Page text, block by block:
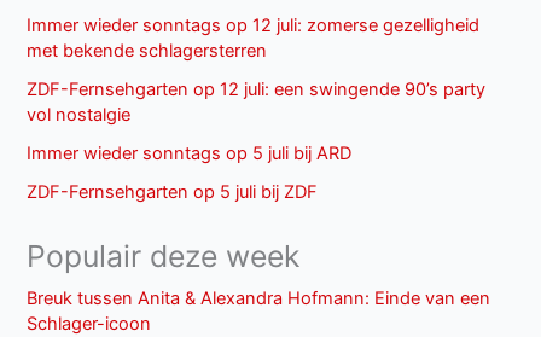
Immer wieder sonntags op 12 juli: zomerse gezelligheid
met bekende schlagersterren
ZDF-Fernsehgarten op 12 juli: een swingende 90’s party
vol nostalgie
Immer wieder sonntags op 5 juli bij ARD
ZDF-Fernsehgarten op 5 juli bij ZDF
Populair deze week
Breuk tussen Anita & Alexandra Hofmann: Einde van een
Schlager-icoon